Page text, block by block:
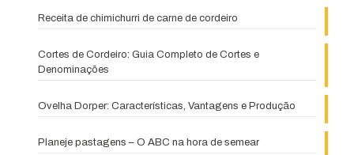
Receita de chimichurri de carne de cordeiro
Cortes de Cordeiro: Guia Completo de Cortes e
Denominações
Ovelha Dorper: Características, Vantagens e Produção
Planeje pastagens – O ABC na hora de semear